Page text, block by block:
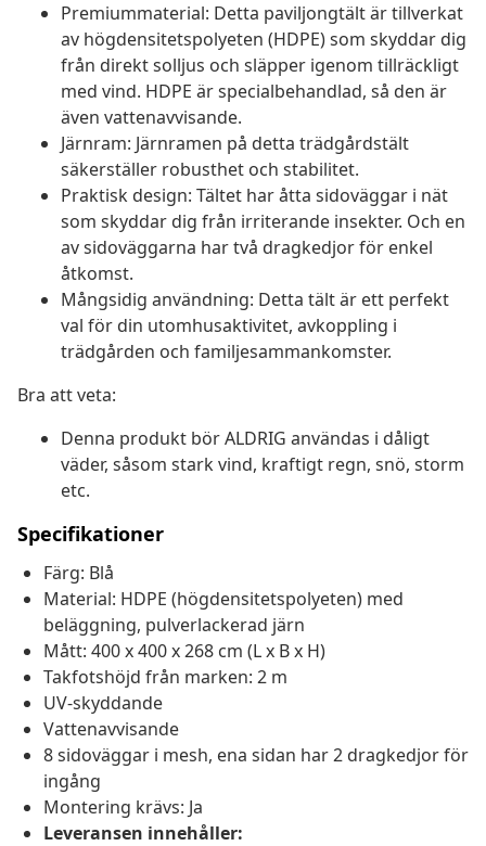
Premiummaterial: Detta paviljongtält är tillverkat
av högdensitetspolyeten (HDPE) som skyddar dig
från direkt solljus och släpper igenom tillräckligt
med vind. HDPE är specialbehandlad, så den är
även vattenavvisande.
Järnram: Järnramen på detta trädgårdstält
säkerställer robusthet och stabilitet.
Praktisk design: Tältet har åtta sidoväggar i nät
som skyddar dig från irriterande insekter. Och en
av sidoväggarna har två dragkedjor för enkel
åtkomst.
Mångsidig användning: Detta tält är ett perfekt
val för din utomhusaktivitet, avkoppling i
trädgården och familjesammankomster.
Bra att veta:
Denna produkt bör ALDRIG användas i dåligt
väder, såsom stark vind, kraftigt regn, snö, storm
etc.
Specifikationer
Färg: Blå
Material: HDPE (högdensitetspolyeten) med
beläggning, pulverlackerad järn
Mått: 400 x 400 x 268 cm (L x B x H)
Takfotshöjd från marken: 2 m
UV-skyddande
Vattenavvisande
8 sidoväggar i mesh, ena sidan har 2 dragkedjor för
ingång
Montering krävs: Ja
Leveransen innehåller: